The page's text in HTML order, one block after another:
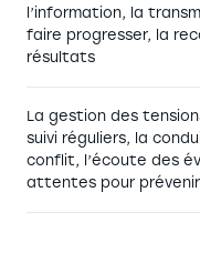
l’information, la
faire progresser, la
résultats
La gestion des
suivi réguliers, la
conflit, l’écoute des
attentes pour